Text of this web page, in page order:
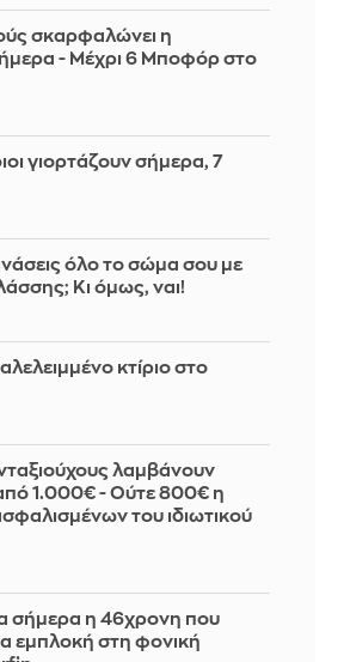
σκαρφαλώνει η
- Μέχρι 6 Μποφόρ στο
γιορτάζουν σήμερα, 7
όλο το σώμα σου με
Κι όμως, ναι!
κτίριο στο
λαμβάνουν
1.000€ - Ούτε 800€ η
του ιδιωτικού
σήμερα η 46χρονη που
εμπλοκή στη φονική